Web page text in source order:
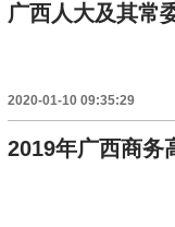
广西人大及其常
2020-01-10 09:35:29
2019年广西商务